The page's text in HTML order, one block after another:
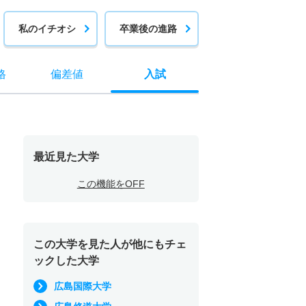
私のイチオシ 卒業後の進路
偏差値 入試
最近見た大学
この機能をOFF
この大学を見た人が他にもチェ
ックした大学
広島国際大学